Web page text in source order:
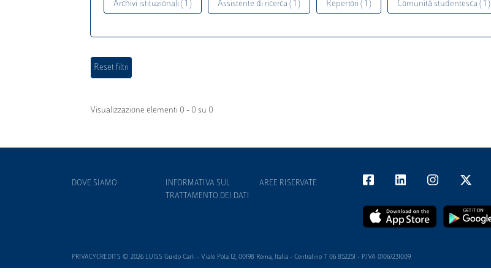
Archivi istituzionali ( 1 ) Assistente di ricerca ( 1 ) Repertori ( 1 ) Comunità studentesca ( 1 )
Visualizzazione elementi 0 - 0 su 0
DOVE SIAMO
INFORMATIVA SUL
TRATTAMENTO DEI DATI
AREE RISERVATE
PRIVACYCREDITS © 2026 LUISS Guido Carli - Viale Pola 12, 00198 Roma, Italia - Centralino T 06 852251 - P.IVA 01067231009